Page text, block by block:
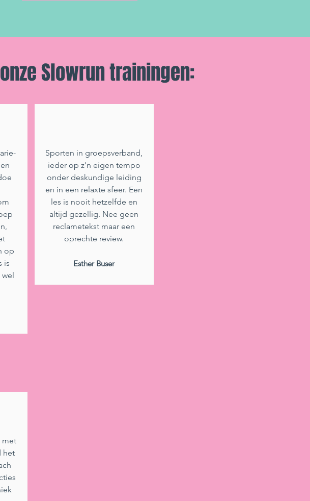
Slowrun trainingen:
op
is
Sporten in groepsverband,
ieder op z'n eigen tempo
onder deskundige leiding
en in een relaxte sfeer. Een
les is nooit hetzelfde en
altijd gezellig. Nee geen
reclametekst maar een
oprechte review.
Esther Buser
met
het